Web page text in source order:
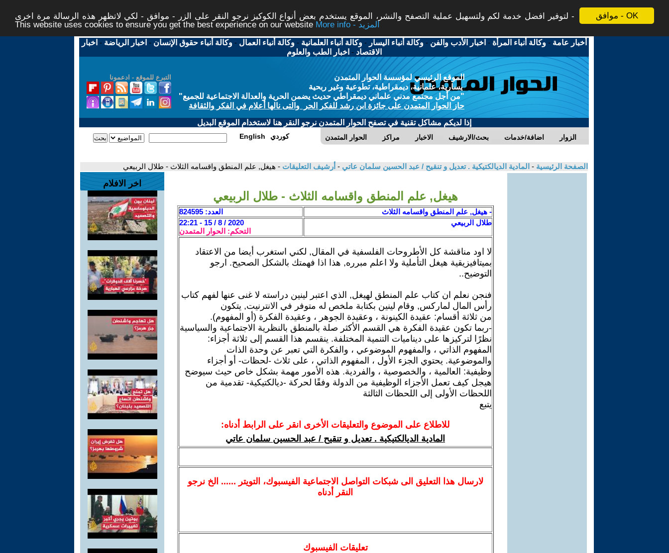
موافق - OK
لتوفير افضل خدمة لكم ولتسهيل عملية التصفح والنشر، الموقع يستخدم بعض أنواع الكوكيز نرجو النقر على الزر - موافق - لكي لاتظهر هذه الرسالة مرة اخرى -
This website uses cookies to ensure you get the best experience on our website
More info - المزيد
أخبار عامة -وكالة أنباء المرأة - اخبار الأدب والفن -وكالة أنباء اليسار -وكالة أنباء العلمانية -وكالة أنباء العمال -وكالة أنباء حقوق الإنسان - اخبار الرياضة - اخبار
الاقتصاد - اخبار الطب والعلوم
التبرع للموقع - ادعمونا
الموقع الرئيسي لمؤسسة الحوار المتمدن
يسارية، علمانية، ديمقراطية، تطوعية وغير ربحية
"من أجل مجتمع مدني علماني ديمقراطي حديث يضمن الحرية والعدالة الاجتماعية للجميع"
حاز الحوار المتمدن على جائزة ابن رشد للفكر الحر والتى نالها أعلام في الفكر والثقافة
إذا لديكم مشاكل تقنية في تصفح الحوار المتمدن نرجو النقر هنا لاستخدام الموقع البديل
الحوار المتمدن مراكز الاخبار بحث/الارشيف اضافة/خدمات الزوار English كوردي
الصفحة الرئيسية - المادية الديالكتيكية . تعديل و تنقيح / عبد الحسين سلمان عاتي - أرشيف التعليقات - هيغل, علم المنطق واقسامه الثلاث - طلال الربيعي
هيغل, علم المنطق واقسامه الثلاث - طلال الربيعي
- هيغل, علم المنطق واقسامه الثلاث
العدد: 824595
طلال الربيعي
2020 / 8 / 15 - 22:21
التحكم: الحوار المتمدن
لا اود مناقشة كل الأطروحات الفلسفية في المقال, لكني استغرب أيضا من الاعتقاد
بميتافيزيقية هيغل التأملية ولا اعلم مبرره, هذا اذا فهمتك بالشكل الصحيح. ارجو
التوضيح..
فنجن نعلم ان كتاب علم المنطق لهيغل, الذي اعتبر لينين دراسته لا غنى عنها لفهم كتاب
رأس المال لماركس, وقام لينين بكتابة ملخص له متوفر في الانترنيت, يتكون
من ثلاثة أقسام: عقيدة الكينونة ، وعقيدة الجوهر ، وعقيدة الفكرة (أو المفهوم).
-ربما تكون عقيدة الفكرة هي القسم الأكثر صلة بالمنطق بالنظرية الاجتماعية والسياسية
نظرًا لتركيزها على ديناميات التنمية المختلفة. ينقسم هذا القسم إلى ثلاثة أجزاء:
المفهوم الذاتي ، والمفهوم الموضوعي ، والفكرة التي تعبر عن وحدة الذات
والموضوعية. يحتوي الجزء الأول ، المفهوم الذاتي ، على ثلاث -لحظات- أو أجزاء
وظيفية: العالمية ، والخصوصية ، والفردية. هذه الأمور مهمة بشكل خاص حيث سيوضح
هيجل كيف تعمل الأجزاء الوظيفية من الدولة وفقًا لحركة -ديالكتيكية- تقدمية من
اللحظات الأولى إلى اللحظات الثالثة
يتبع
للاطلاع على الموضوع والتعليقات الأخرى انقر على الرابط أدناه:
المادية الديالكتيكية . تعديل و تنقيح / عبد الحسين سلمان عاتي
لارسالهذا التعليق الى شبكات التواصل الاجتماعية الفيسبوك، التويتر ...... الخ نرجو
النقر أدناه
تعليقات الفيسبوك
اخر الافلام